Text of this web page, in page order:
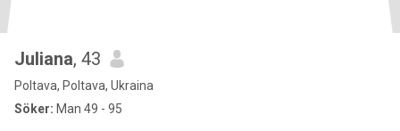
Juliana, 43
Poltava, Poltava, Ukraina
Söker: Man 49 - 95